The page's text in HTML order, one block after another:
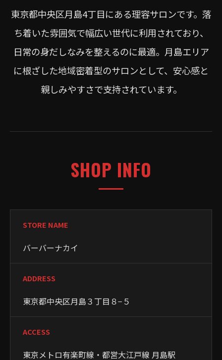
東京都中央区月島4丁目にある理容サロンです。落
ち着いた雰囲気で幅広い世代に利用されており、
日常の身だしなみを整えるのに最適。月島エリア
に根ざした地域密着型のサロンとして、安心感と
親しみやすさで支持されています。
SHOP INFO
STORE NAME
バーバーナカイ
ADDRESS
東京都中央区月島３丁目８−５
ACCESS
東京メトロ有楽町線・都営大江戸線 月島駅